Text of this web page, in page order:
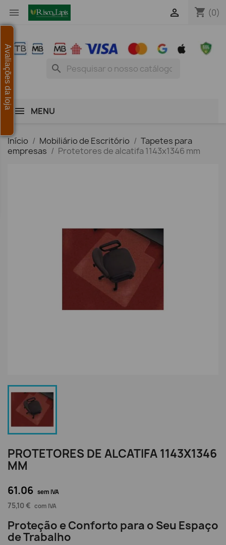
 shopping_cart (0)

search
MENU
Início Mobiliário de Escritório
Tapetes para
empresas
Protetores de alcatifa 1143x1346 mm
PROTETORES DE ALCATIFA 1143X1346
MM
61.06 sem IVA
75,10 € com IVA
Proteção e Conforto para o Seu Espaço
de Trabalho
Avaliações da loja